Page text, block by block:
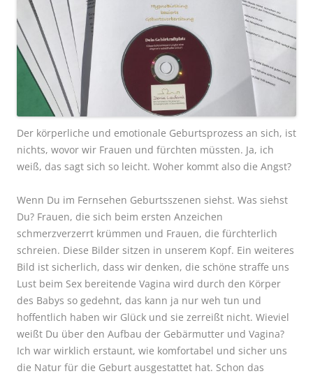
Der körperliche und emotionale Geburtsprozess an sich, ist
nichts, wovor wir Frauen und fürchten müssten. Ja, ich
weiß, das sagt sich so leicht. Woher kommt also die Angst?
Wenn Du im Fernsehen Geburtsszenen siehst. Was siehst
Du? Frauen, die sich beim ersten Anzeichen
schmerzverzerrt krümmen und Frauen, die fürchterlich
schreien. Diese Bilder sitzen in unserem Kopf. Ein weiteres
Bild ist sicherlich, dass wir denken, die schöne straffe uns
Lust beim Sex bereitende Vagina wird durch den Körper
des Babys so gedehnt, das kann ja nur weh tun und
hoffentlich haben wir Glück und sie zerreißt nicht. Wieviel
weißt Du über den Aufbau der Gebärmutter und Vagina?
Ich war wirklich erstaunt, wie komfortabel und sicher uns
die Natur für die Geburt ausgestattet hat. Schon das